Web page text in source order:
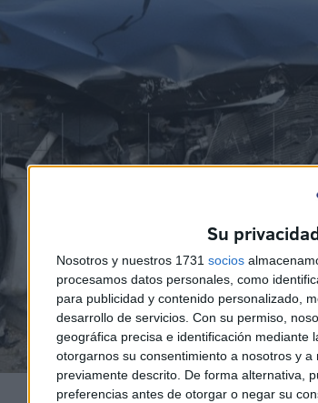
Su
Nosotros y nuestros 1731 socios
procesamos datos personales, como
para publicidad y contenido personalizado,
desarrollo de servicios. Con su permiso,
geográfica precisa e identificación mediante
otorgarnos su consentimiento a nosotros y
previamente descrito. De forma alternativa,
preferencias antes de otorgar o negar su